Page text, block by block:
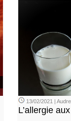
13/02/2021 |
L’allergie